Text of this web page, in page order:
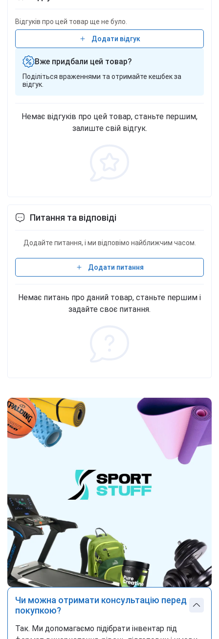
(сукралоза), низин, ароматизатор. Фасовки 500 мл
- 50 порций.
Відгуків про цей товар ще не було.
Додати відгук
Вже придбали цей товар?
Поділіться враженнями та отримайте кешбек за
відгук.
Немає відгуків про цей товар, станьте першим,
залиште свій відгук.
Питання та відповіді
Додайте питання, і ми відповімо найближчим часом.
Додати питання
Немає питань про даний товар, станьте першим і
задайте своє питання.
Чи можна отримати консультацію перед
покупкою?
Так. Ми допомагаємо підібрати інвентар під